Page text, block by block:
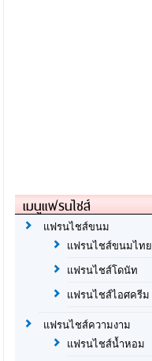
เมนูแฟรนไชส์
แฟรนไชส์ขนม
แฟรนไชส์ขนมไทย
แฟรนไชส์โดนัท
แฟรนไชส์ไอศครีม
แฟรนไชส์ความงาม
แฟรนไชส์น้ำหอม